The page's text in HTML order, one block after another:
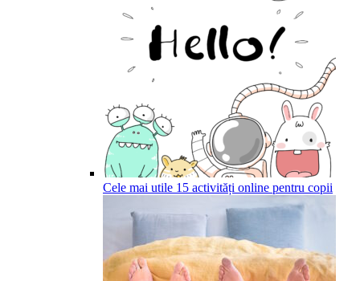
Cele mai utile 15 activități online pentru copii